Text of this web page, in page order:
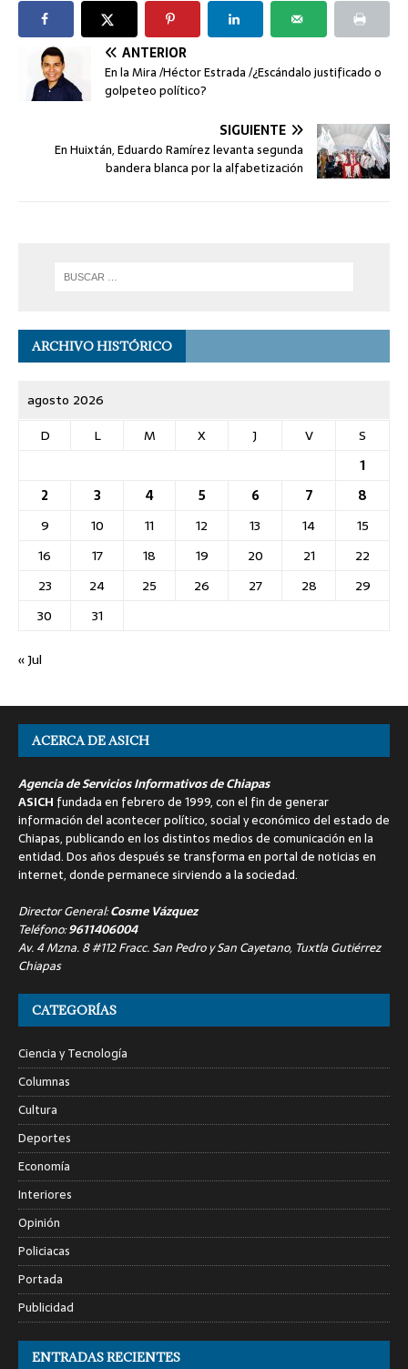
ANTERIOR
En la Mira /Héctor Estrada /¿Escándalo justificado o
golpeteo político?
SIGUIENTE
En Huixtán, Eduardo Ramírez levanta segunda
bandera blanca por la alfabetización
ARCHIVO HISTÓRICO
agosto 2026
D
L M X J V
S
1
2
3 4 5 6 7
8
9
10 11 12 13 14
15
16
17 18 19 20 21
22
23
24 25 26 27 28
29
30
31
« Jul
ACERCA DE ASICH
Agencia de Servicios Informativos de Chiapas
ASICH fundada en febrero de 1999, con el fin de generar
información del acontecer político, social y económico del estado de
Chiapas, publicando en los distintos medios de comunicación en la
entidad. Dos años después se transforma en portal de noticias en
internet, donde permanece sirviendo a la sociedad.
Director General:Cosme Vázquez
Teléfono:9611406004
Av. 4 Mzna. 8 #112 Fracc. San Pedro y San Cayetano, Tuxtla Gutiérrez
Chiapas
CATEGORÍAS
Ciencia y Tecnología
Columnas
Cultura
Deportes
Economía
Interiores
Opinión
Policiacas
Portada
Publicidad
ENTRADAS RECIENTES